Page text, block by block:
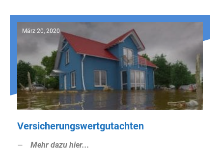
März 20, 2020
Versicherungswertgutachten
Mehr dazu hier...